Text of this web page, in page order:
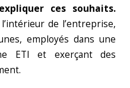
ces souhaits.
de l’entreprise,
employés dans une
ETI et exerçant des